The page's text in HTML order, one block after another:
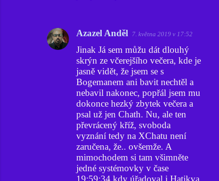
Azazel Anděl 7. května 2019 v 17:52
Jinak Já sem můžu dát dlouhý
skrýn ze včerejšího večera, kde je
jasně vidět, že jsem se s
Bogemanem ani bavit nechtěl a
nebavil nakonec, popřál jsem mu
dokonce hezký zbytek večera a
psal už jen Chath. Nu, ale ten
převrácený kříž, svoboda
vyznání tedy na XChatu není
zaručena, že.. ovšemže. A
mimochodem si tam všimněte
jedné systémovky v čase
19:59:34 kdy úřadoval i Hatikva